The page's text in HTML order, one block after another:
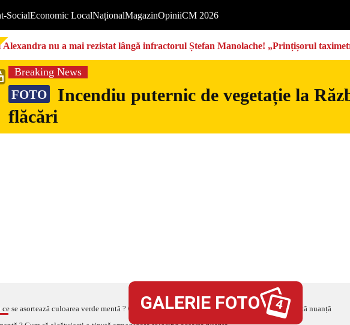
SocialEconomic LocalNaționalMagazinOpiniiCM 2026
Alexandra nu a mai rezistat lângă infractorul Ștefan Manolache! „Prințișorul
Breaking News
FOTO
Incendiu puternic de vegetație la
flăcări
ce se asortează culoarea verde mentă ? Cum să alcătuiești o ținută armonioasă folosind această nuanță
GALERIE FOTO 4